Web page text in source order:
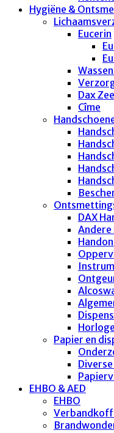
Hygiëne &
Eucerin
Dax
Cîme
DAX
Andere
Papier en
EHBO & AED
EHBO